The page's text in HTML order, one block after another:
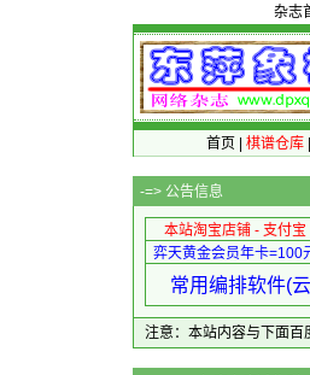
杂志
首页 棋谱仓库|
-=> 公告信息
本站淘宝店铺 - 支付宝
弈天黄金会员年卡=100
常用编排软件(
注意：本站内容与下面